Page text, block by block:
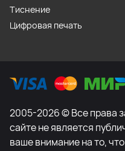
Тиснение
Цифровая печать
2005-2026 © Все права
сайте не является
ваше внимание на то,